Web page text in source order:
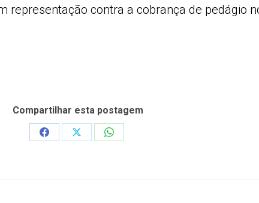
representação contra a cobrança de pedágio
Compartilhar esta postagem
Share
Share
Share